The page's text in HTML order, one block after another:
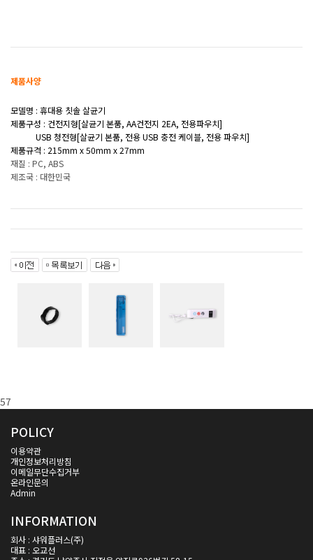
제품사양
모델명 : 휴대용 칫솔 살균기
제품구성 : 건전지형[살균기 본품, AA건전지 2EA, 전용파우치]
USB 청전형[살균기 본품, 전용 USB 충전 케이블, 전용 파우치]
제품규격 : 215mm x 50mm x 27mm
재질 : PC, ABS
제조국 : 대한민국
57
POLICY
이용약관
개인정보처리방침
이메일무단수집거부
온라인문의
Admin
INFORMATION
회사 : 샤워플러스(주)
대표 : 오교선